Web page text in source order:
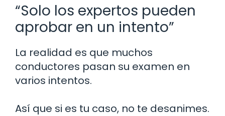
“Solo los expertos pueden
aprobar en un intento”
La realidad es que muchos
conductores pasan su examen en
varios intentos.
Así que si es tu caso, no te desanimes.